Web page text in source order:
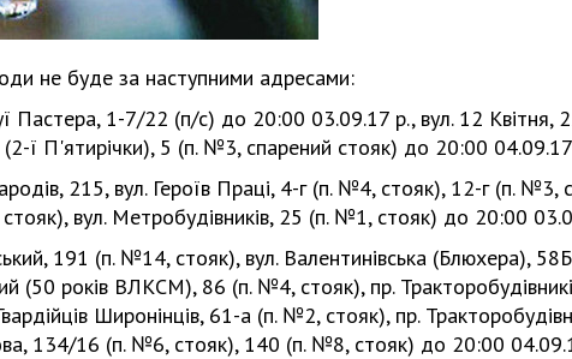
не буде за наступними адресами:
Пастера, 1-7/22 (п/с) до 20:00 03.09.17 р., вул. 12 Квітня,
ї П'ятирічки), 5 (п. №3, спарений стояк) до 20:00
215, вул. Героїв Праці, 4-г (п. №4, стояк), 12-г (п. №3,
вул. Метробудівників, 25 (п. №1, стояк) до 20:00
191 (п. №14, стояк), вул. Валентинівська (Блюхера),
(50 років ВЛКСМ), 86 (п. №4, стояк), пр.
Широнінців, 61-а (п. №2, стояк), пр.
134/16 (п. №6, стояк), 140 (п. №8, стояк) до 20:00